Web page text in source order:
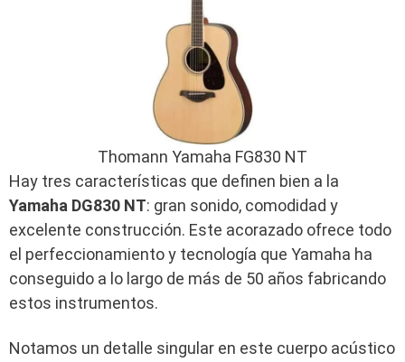
Thomann Yamaha FG830 NT
Hay tres características que definen bien a la
Yamaha DG830 NT: gran sonido, comodidad y
excelente construcción. Este acorazado ofrece todo
el perfeccionamiento y tecnología que Yamaha ha
conseguido a lo largo de más de 50 años fabricando
estos instrumentos.
Notamos un detalle singular en este cuerpo acústico